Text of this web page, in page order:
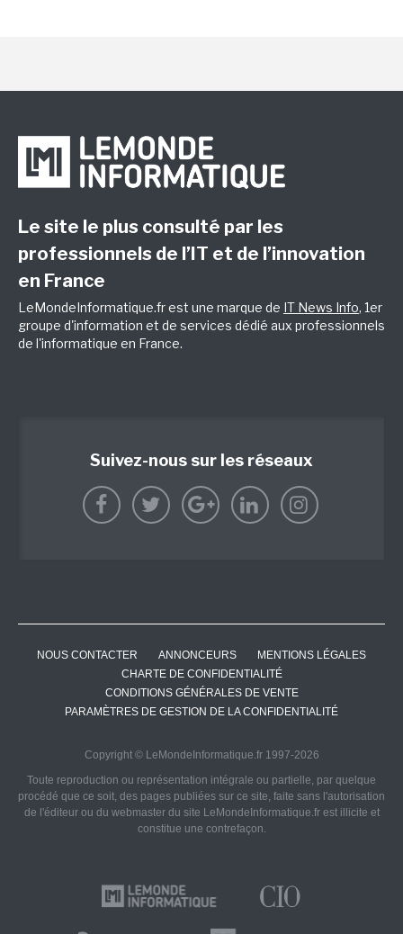
Le site le plus consulté par les
professionnels de l’IT et de l’innovation
en France
LeMondeInformatique.fr est une marque de IT News Info, 1er
groupe d'information et de services dédié aux professionnels
de l'informatique en France.
Suivez-nous sur les réseaux
NOUS CONTACTER ANNONCEURS
MENTIONS LÉGALES
CHARTE DE CONFIDENTIALITÉ
CONDITIONS GÉNÉRALES DE VENTE
PARAMÈTRES DE GESTION DE LA CONFIDENTIALITÉ
Copyright © LeMondeInformatique.fr 1997-2026
Toute reproduction ou représentation intégrale ou partielle, par quelque
procédé que ce soit, des pages publiées sur ce site, faite sans l'autorisation
de l'éditeur ou du webmaster du site LeMondeInformatique.fr est illicite et
constitue une contrefaçon.